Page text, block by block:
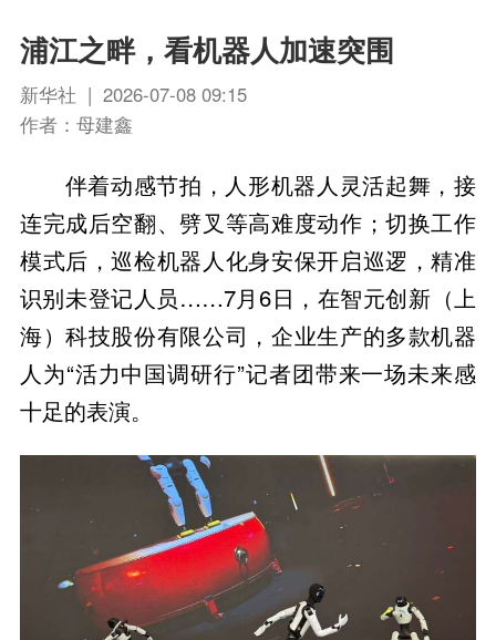
浦江之畔，看机器人加速突围
新华社 | 2026-07-08 09:15
作者：母建鑫
伴着动感节拍，人形机器人灵活起舞，接
连完成后空翻、劈叉等高难度动作；切换工作
模式后，巡检机器人化身安保开启巡逻，精准
识别未登记人员……7月6日，在智元创新（上
海）科技股份有限公司，企业生产的多款机器
人为“活力中国调研行”记者团带来一场未来感
十足的表演。